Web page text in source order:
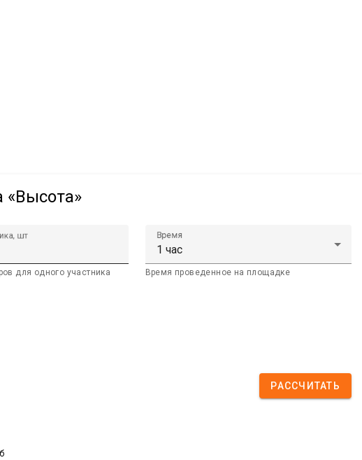
«Высота»
шт
для одного участника
Время
Время проведенное на площадке
РАССЧИТАТЬ